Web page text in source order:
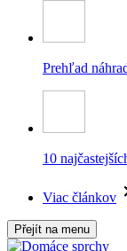
Prehľad
10
Viac článkov
Přejít na menu